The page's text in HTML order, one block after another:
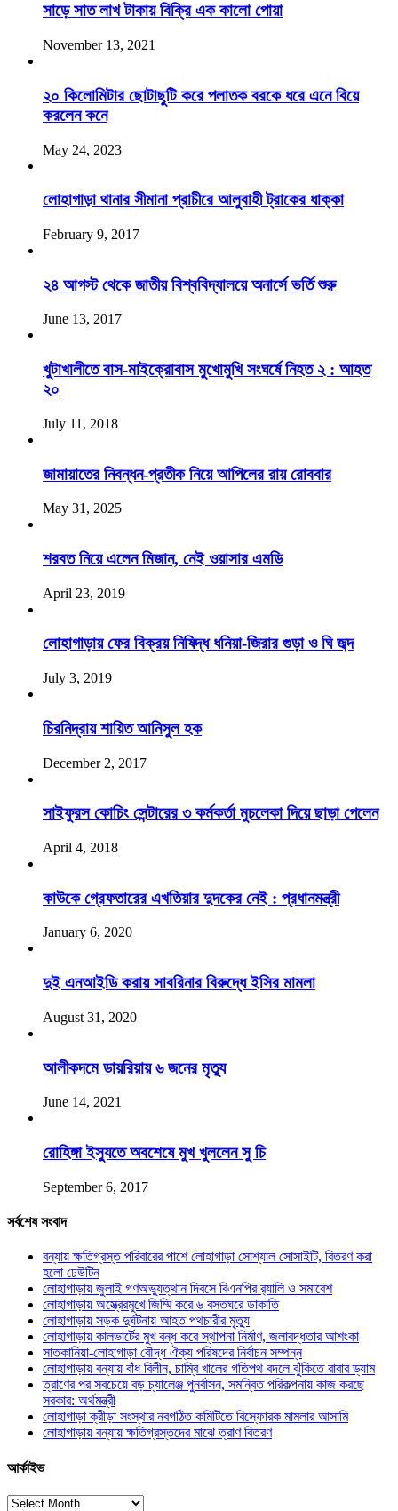
সাড়ে সাত লাখ টাকায় বিক্রি এক কালো পোয়া
November 13, 2021
২০ কিলোমিটার ছোটাছুটি করে পলাতক বরকে ধরে এনে বিয়ে
করলেন কনে
May 24, 2023
লোহাগাড়া থানার সীমানা প্রাচীরে আলুবাহী ট্রাকের ধাক্কা
February 9, 2017
২৪ আগস্ট থেকে জাতীয় বিশ্ববিদ্যালয়ে অনার্সে ভর্তি শুরু
June 13, 2017
খুটাখালীতে বাস-মাইক্রোবাস মুখোমুখি সংঘর্ষে নিহত ২ : আহত
২০
July 11, 2018
জামায়াতের নিবন্ধন-প্রতীক নিয়ে আপিলের রায় রোববার
May 31, 2025
শরবত নিয়ে এলেন মিজান, নেই ওয়াসার এমডি
April 23, 2019
লোহাগাড়ায় ফের বিক্রয় নিষিদ্ধ ধনিয়া-জিরার গুড়া ও ঘি জব্দ
July 3, 2019
চিরনিদ্রায় শায়িত আনিসুল হক
December 2, 2017
সাইফুরস কোচিং সেন্টারের ৩ কর্মকর্তা মুচলেকা দিয়ে ছাড়া পেলেন
April 4, 2018
কাউকে গ্রেফতারের এখতিয়ার দুদকের নেই : প্রধানমন্ত্রী
January 6, 2020
দুই এনআইডি করায় সাবরিনার বিরুদ্ধে ইসির মামলা
August 31, 2020
আলীকদমে ডায়রিয়ায় ৬ জনের মৃত্যু
June 14, 2021
রোহিঙ্গা ইস্যুতে অবশেষে মুখ খুললেন সু চি
September 6, 2017
সর্বশেষ সংবাদ
বন্যায় ক্ষতিগ্রস্ত পরিবারের পাশে লোহাগাড়া সোশ্যাল সোসাইটি, বিতরণ করা
হলো ঢেউটিন
লোহাগাড়ায় জুলাই গণঅভ্যুত্থান দিবসে বিএনপির র‌্যালি ও সমাবেশ
লোহাগাড়ায় অস্ত্রেরমুখে জিম্মি করে ৬ বসতঘরে ডাকাতি
লোহাগাড়ায় সড়ক দুর্ঘটনায় আহত পথচারীর মৃত্যু
লোহাগাড়ায় কালভার্টের মুখ বন্ধ করে স্থাপনা নির্মাণ, জলাবদ্ধতার আশংকা
সাতকানিয়া-লোহাগাড়া বৌদ্ধ ঐক্য পরিষদের নির্বাচন সম্পন্ন
লোহাগাড়ায় বন্যায় বাঁধ বিলীন, চাম্বি খালের গতিপথ বদলে ঝুঁকিতে রাবার ড্যাম
ত্রাণের পর সবচেয়ে বড় চ্যালেঞ্জ পুনর্বাসন, সমন্বিত পরিকল্পনায় কাজ করছে
সরকার: অর্থমন্ত্রী
লোহাগাড়া ক্রীড়া সংস্থার নবগঠিত কমিটিতে বিস্ফোরক মামলার আসামি
লোহাগাড়ায় বন্যায় ক্ষতিগ্রস্তদের মাঝে ত্রাণ বিতরণ
আর্কাইভ
আর্কাইভ